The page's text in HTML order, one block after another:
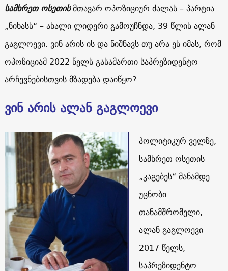
სამხრეთ ოსეთისმთავარ ოპოზიციურ ძალას – პარტია
„ნიხასს“ – ახალი ლიდერი გამოუჩნდა, 39 წლის ალან
გაგლოევი. ვინ არის ის და ნიშნავს თუ არა ეს იმას, რომ
ოპოზიციამ 2022 წელს გასამართი საპრეზიდენტო
არჩევნებისთვის მზადება დაიწყო?
ვინ არის ალან გაგლოევი
პოლიტიკურ ველზე,
სამხრეთ ოსეთის
„კაგებეს“ მანამდე
უცნობი
თანამშრომელი,
ალან გაგლოევი
2017 წელს,
საპრეზიდენტო